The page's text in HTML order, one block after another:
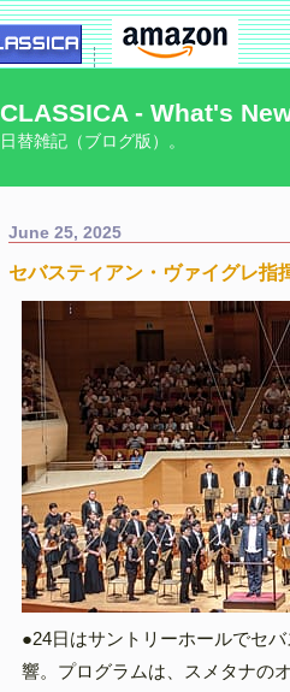
CLASSICA - What's
日替雑記（ブログ版）。
June 25, 2025
セバスティアン・ヴァイグレ指
●24日はサントリーホールでセ
響。プログラムは、スメタナの